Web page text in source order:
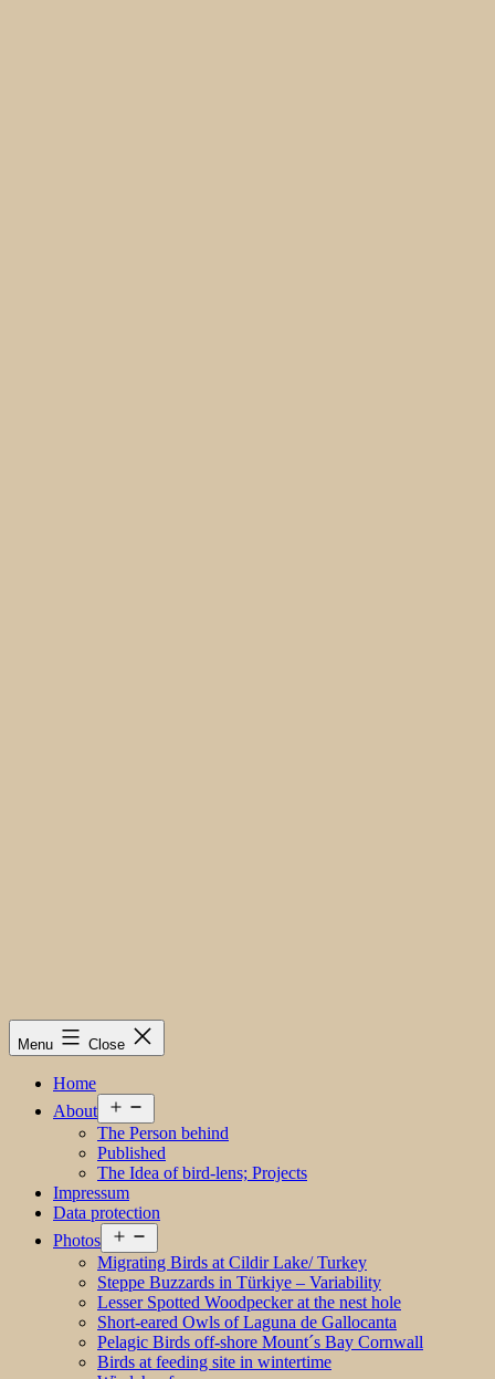
Menu Close
Home
About
menu
The Person behind
Published
The Idea of bird-lens; Projects
Impressum
Data protection
Photos
menu
Migrating Birds at Cildir Lake/ Turkey
Steppe Buzzards in Türkiye – Variability
Lesser Spotted Woodpecker at the nest hole
Short-eared Owls of Laguna de Gallocanta
Pelagic Birds off-shore Mount´s Bay Cornwall
Birds at feeding site in wintertime